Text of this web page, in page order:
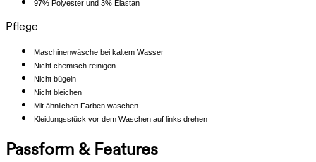
97% Polyester und 3% Elastan
Pflege
Maschinenwäsche bei kaltem Wasser
Nicht chemisch reinigen
Nicht bügeln
Nicht bleichen
Mit ähnlichen Farben waschen
Kleidungsstück vor dem Waschen auf links drehen
Passform & Features